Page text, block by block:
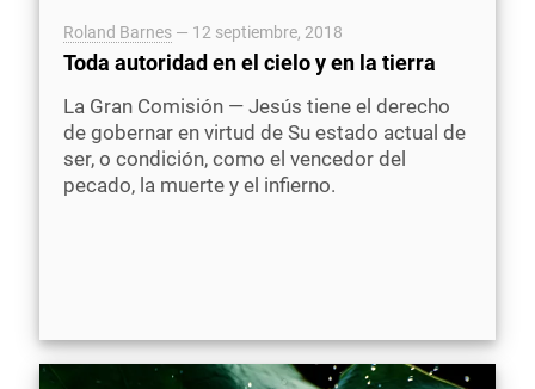
Roland Barnes — 12 septiembre, 2018
Toda autoridad en el cielo y en la tierra
La Gran Comisión — Jesús tiene el derecho
de gobernar en virtud de Su estado actual de
ser, o condición, como el vencedor del
pecado, la muerte y el infierno.